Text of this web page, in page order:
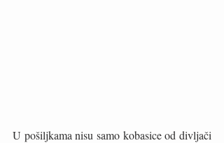
U pošiljkama nisu samo kobasice od divljači